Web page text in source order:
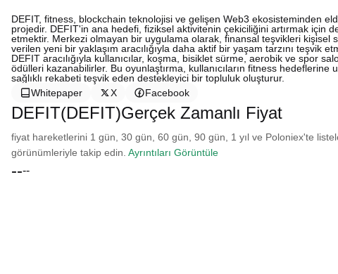
DEFIT, fitness, blockchain teknolojisi ve gelişen Web3 ekosisteminden
projedir. DEFIT'in ana hedefi, fiziksel aktivitenin çekiciliğini artırmak için
etmektir. Merkezi olmayan bir uygulama olarak, finansal teşvikleri kişisel
verilen yeni bir yaklaşım aracılığıyla daha aktif bir yaşam tarzını teşvik
DEFIT aracılığıyla kullanıcılar, koşma, bisiklet sürme, aerobik ve spor
ödülleri kazanabilirler. Bu oyunlaştırma, kullanıcıların fitness hedeflerine
sağlıklı rekabeti teşvik eden destekleyici bir topluluk oluşturur.
Whitepaper
X Facebook
DEFIT(DEFIT)Gerçek Zamanlı Fiyat
fiyat hareketlerini 1 gün, 30 gün, 60 gün, 90 gün, 1 yıl ve Poloniex'te
görünümleriyle takip edin. Ayrıntıları Görüntüle
----